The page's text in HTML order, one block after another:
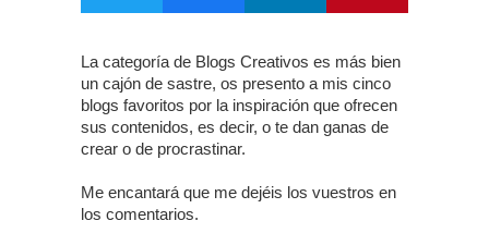
La categoría de Blogs Creativos es más bien
un cajón de sastre, os presento a mis cinco
blogs favoritos por la inspiración que ofrecen
sus contenidos, es decir, o te dan ganas de
crear o de procrastinar.
Me encantará que me dejéis los vuestros en
los comentarios.